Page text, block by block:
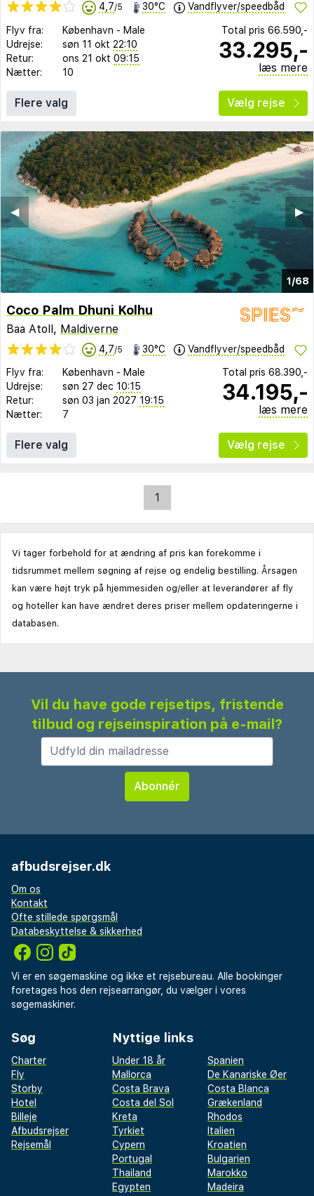
4,7/5 30°C Vandflyver/speedbåd
Flyv fra: København - Male
Udrejse:
søn 11 okt 22:10
Retur:
ons 21 okt 09:15
Nætter:
10
Total pris 66.590,-
33.295,-
læs mere
Flere valg Vælg rejse
1/68
▶︎
◀︎
Coco Palm Dhuni Kolhu
Baa Atoll, Maldiverne
4,7/5 30°C Vandflyver/speedbåd
Flyv fra: København - Male
Udrejse:
søn 27 dec 10:15
Retur:
søn 03 jan 2027 19:15
Nætter:
7
Total pris 68.390,-
34.195,-
læs mere
Flere valg Vælg rejse
1
Vi tager forbehold for at ændring af pris kan forekomme i
tidsrummet mellem søgning af rejse og endelig bestilling. Årsagen
kan være højt tryk på hjemmesiden og/eller at leverandører af fly
og hoteller kan have ændret deres priser mellem opdateringerne i
databasen.
Vil du have gode rejsetips, fristende
tilbud og rejseinspiration på e-mail?
afbudsrejser.dk
Om os
Kontakt
Ofte stillede spørgsmål
Databeskyttelse & sikkerhed
Vi er en søgemaskine og ikke et rejsebureau. Alle bookinger
foretages hos den rejsearrangør, du vælger i vores
søgemaskiner.
Søg
Charter
Fly
Storby
Hotel
Billeje
Afbudsrejser
Rejsemål
Nyttige links
Under 18 år
Spanien
Mallorca
De Kanariske Øer
Costa Brava
Costa Blanca
Costa del Sol
Grækenland
Kreta
Rhodos
Tyrkiet
Italien
Cypern
Kroatien
Portugal
Bulgarien
Thailand
Marokko
Egypten
Madeira